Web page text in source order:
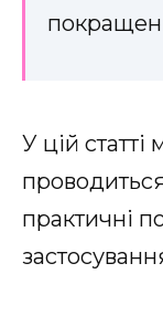
У цій
практичні